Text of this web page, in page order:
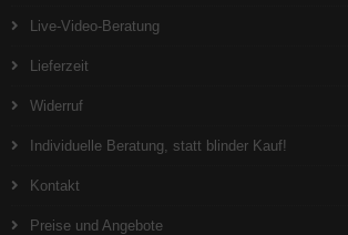
Live-Video-Beratung
Lieferzeit
Widerruf
Individuelle Beratung, statt blinder Kauf!
Kontakt
Preise und Angebote